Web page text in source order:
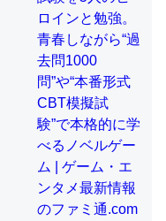
んかった。調べたら
分の1程度。
＝「昆虫はなぜ海にいな